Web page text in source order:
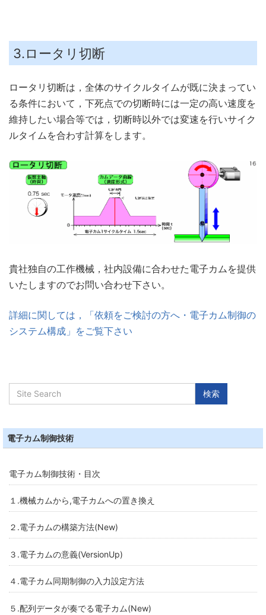
3.ロータリ切断
ロータリ切断は，全体のサイクルタイムが既に決まってい
る条件において，下死点での切断時には一定の高い速度を
維持したい場合等では，切断時以外では変速を行いサイク
ルタイムを合わす計算をします。
貴社独自の工作機械，社内設備に合わせた電子カムを提供
いたしますのでお問い合わせ下さい。
詳細に関しては，「依頼をご検討の方へ・電子カム制御の
システム構成」をご覧下さい
電子カム制御技術
電子カム制御技術・目次
１.機械カムから,電子カムへの置き換え
２.電子カムの構築方法(New)
３.電子カムの意義(VersionUp)
４.電子カム同期制御の入力設定方法
５.配列データが奏でる電子カム(New)